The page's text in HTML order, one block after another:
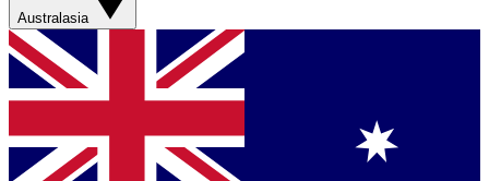
Australasia